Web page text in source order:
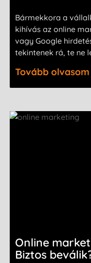
Bármekkora a
kihívás az online
vagy Google
tekintenek rá, te ne
Tovább olvasom
Online
Biztos